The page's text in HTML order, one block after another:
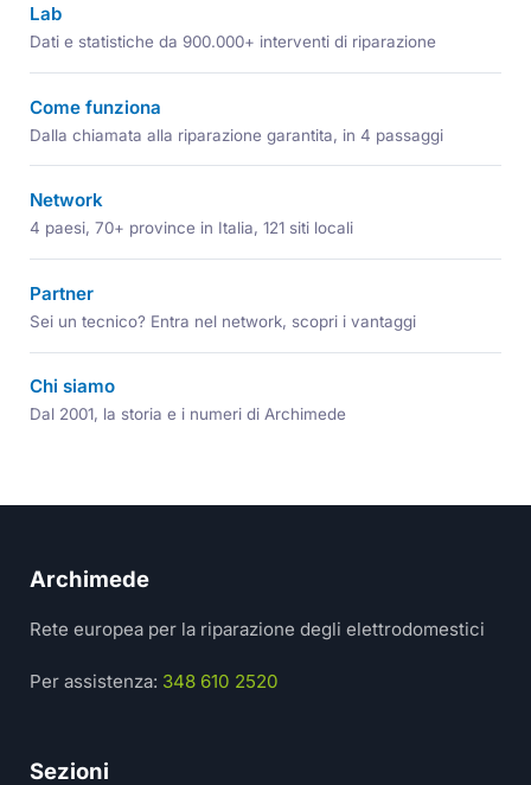
Lab
Dati e statistiche da 900.000+ interventi di riparazione
Come funziona
Dalla chiamata alla riparazione garantita, in 4 passaggi
Network
4 paesi, 70+ province in Italia, 121 siti locali
Partner
Sei un tecnico? Entra nel network, scopri i vantaggi
Chi siamo
Dal 2001, la storia e i numeri di Archimede
Archimede
Rete europea per la riparazione degli elettrodomestici
Per assistenza: 348 610 2520
Sezioni